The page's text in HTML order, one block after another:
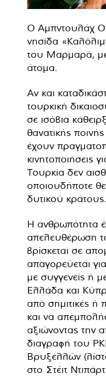
Ο Αμπντουλάχ
νησίδα
του Μαρμαρά,
άτομα.
Αν και
τουρκική
σε ισόβια
θανατικής
έχουν
κινητοποιήσεις
Τουρκία δεν
οποιουδήποτε
δυτικού
Η ανθρωπότητα
απελευθέρωση
βρίσκεται σε
απαγορεύεται
με συγγενείς ή
Ελλάδα και
από σημιτικές ή
και να
αξιώνοντας την
διαγραφή του
Βρυξελλών
στο Στέιτ